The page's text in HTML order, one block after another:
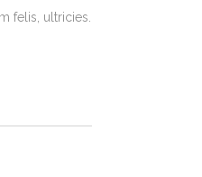
felis, ultricies.